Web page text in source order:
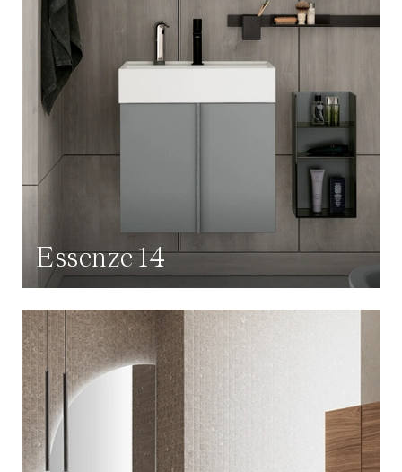
Essenze 14